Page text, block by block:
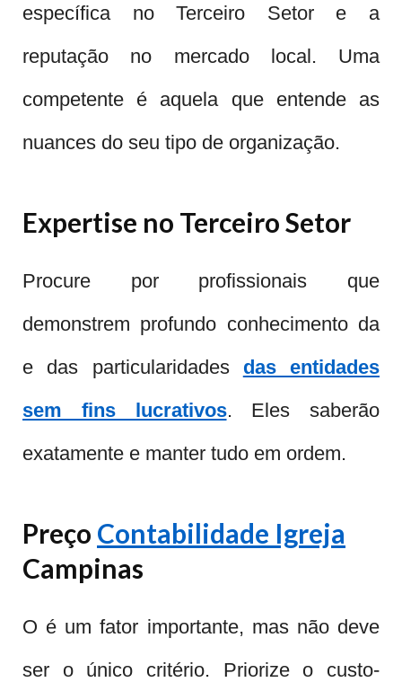
específica no Terceiro Setor e a
reputação no mercado local. Uma
competente é aquela que entende as
nuances do seu tipo de organização.
Expertise no Terceiro Setor
Procure por profissionais que
demonstrem profundo conhecimento da
e das particularidades das entidades
sem fins lucrativos. Eles saberão
exatamente e manter tudo em ordem.
Preço Contabilidade Igreja
Campinas
O é um fator importante, mas não deve
ser o único critério. Priorize o custo-